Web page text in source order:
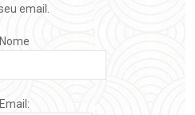
email.
Nome
Email: